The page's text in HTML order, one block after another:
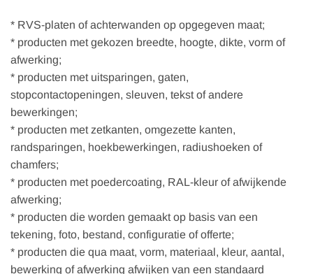
* RVS-platen of achterwanden op opgegeven maat;
* producten met gekozen breedte, hoogte, dikte, vorm of
afwerking;
* producten met uitsparingen, gaten,
stopcontactopeningen, sleuven, tekst of andere
bewerkingen;
* producten met zetkanten, omgezette kanten,
randsparingen, hoekbewerkingen, radiushoeken of
chamfers;
* producten met poedercoating, RAL-kleur of afwijkende
afwerking;
* producten die worden gemaakt op basis van een
tekening, foto, bestand, configuratie of offerte;
* producten die qua maat, vorm, materiaal, kleur, aantal,
bewerking of afwerking afwijken van een standaard